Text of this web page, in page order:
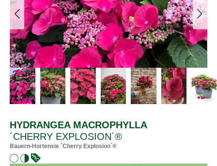
HYDRANGEA MACROPHYLLA
´CHERRY EXPLOSION´®
Bauern-Hortensie ´Cherry Explosion´®